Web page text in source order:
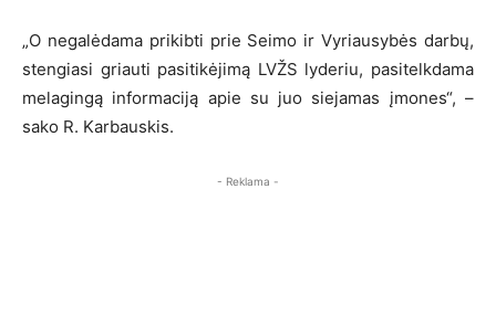
„O negalėdama prikibti prie Seimo ir Vyriausybės darbų,
stengiasi griauti pasitikėjimą LVŽS lyderiu, pasitelkdama
melagingą informaciją apie su juo siejamas įmones“, –
sako R. Karbauskis.
- Reklama -